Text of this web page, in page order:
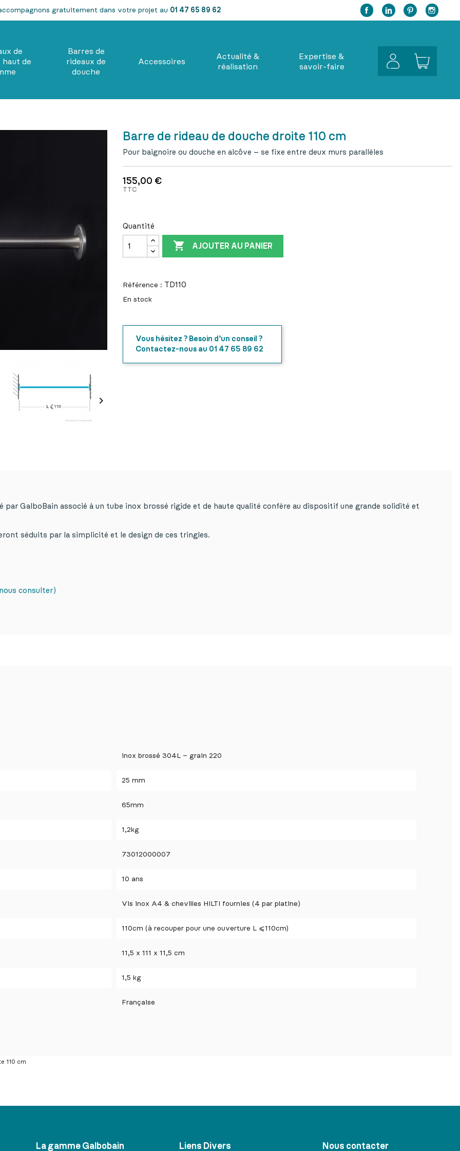
gratuitement dans votre projet au 01 47 65 89 62 Facebook
TwitterPinterest
de
haut de
Barres de
rideaux de
douche
Accessoires
Actualité &
réalisation
Expertise &
savoir-faire

Barre de rideau de douche droite 110 cm
Pour baignoire ou douche en alcôve – se fixe entre deux murs parallèles
155,00 €
TTC
Quantité
 AJOUTER AU PANIER
Référence : TD110
En stock
Vous hésitez ? Besoin d’un conseil ?
Contactez-nous au 01 47 65 89 62
GalboBain associé à un tube inox brossé rigide et de haute qualité confère au dispositif une grande solidité et
séduits par la simplicité et le design de ces tringles.
consulter)
inox brossé 304L – grain 220
25 mm
65mm
1,2kg
73012000007
10 ans
Vis inox A4 & chevilles HILTI fournies (4 par platine)
110cm (à recouper pour une ouverture L ⩽110cm)
11,5 x 111 x 11,5 cm
1,5 kg
Française
110 cm
La gamme Galbobain Liens Divers Nous contacter